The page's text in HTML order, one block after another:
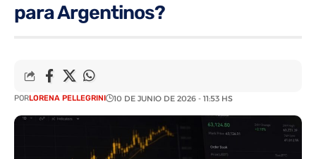
para Argentinos?
PORLORENA PELLEGRINI 10 DE JUNIO DE 2026 - 11:53 HS